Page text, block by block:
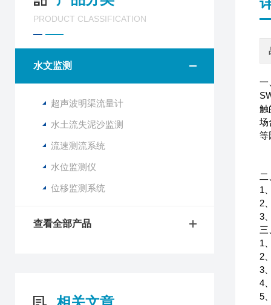
PRODUCT CLASSIFICATION
水文监测
超声波明渠流量计
水土流失泥沙监测
流速测流系统
水位监测仪
位移监测系统
查看全部产品
一
触
场
等
二
1
2
3
三
1
2
3
4
5